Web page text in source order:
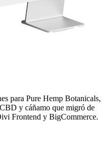
para Pure Hemp Botanicals,
y cáñamo que migró de
Frontend y BigCommerce.